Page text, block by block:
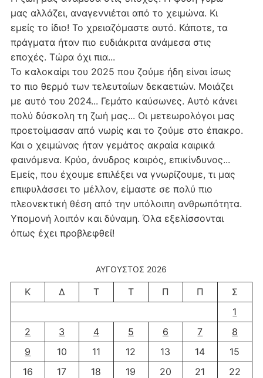
μας αλλάζει, αναγεννιέται από το χειμώνα. Κι
εμείς το ίδιο! Το χρειαζόμαστε αυτό. Κάποτε, τα
πράγματα ήταν πιο ευδιάκριτα ανάμεσα στις
εποχές. Τώρα όχι πια...
Το καλοκαίρι του 2025 που ζούμε ήδη είναι ίσως
το πιο θερμό των τελευταίων δεκαετιών. Μοιάζει
με αυτό του 2024... Γεμάτο καύσωνες. Αυτό κάνει
πολύ δύσκολη τη ζωή μας... Οι μετεωρολόγοι μας
προετοίμασαν από νωρίς και το ζούμε στο έπακρο.
Και ο χειμώνας ήταν γεμάτος ακραία καιρικά
φαινόμενα. Κρύο, άνυδρος καιρός, επικίνδυνος...
Εμείς, που έχουμε επιλέξει να γνωρίζουμε, τι μας
επιφυλάσσει το μέλλον, είμαστε σε πολύ πιο
πλεονεκτική θέση από την υπόλοιπη ανθρωπότητα.
Υπομονή λοιπόν και δύναμη. Όλα εξελίσσονται
όπως έχει προβλεφθεί!
ΑΎΓΟΥΣΤΟΣ 2026
Κ Δ Τ Τ Π Π
Σ
1
2
3 4 5 6 7
8
9
10 11 12 13 14
15
16
17 18 19 20 21
22